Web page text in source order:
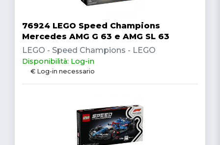
76924 LEGO Speed Champions
Mercedes AMG G 63 e AMG SL 63
LEGO - Speed Champions - LEGO
Disponibilità: Log-in
€ Log-in necessario